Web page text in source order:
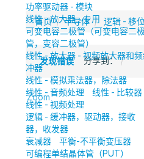
功率驱动器 - 模块
线性 - 放大器 - 专用
可变电容二极管（可变电容二极
管，变容二极管）
线性 - 放大器 - 视频放大器和
冲器
线性 - 模拟乘法器，除法器
线性 - 音频处理
线性 - 比较器
线性 - 视频处理
逻辑 - 缓冲器，驱动器，接收
器，收发器
衰减器
平衡-不平衡变压器
可编程单结晶体管（PUT）
首页 半导体 逻辑 - 移
发现错误 分享到：
Zoom